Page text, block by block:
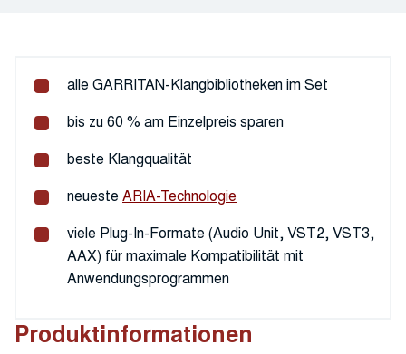
alle GARRITAN-Klangbibliotheken im Set
bis zu 60 % am Einzelpreis sparen
beste Klangqualität
neueste ARIA-Technologie
viele Plug-In-Formate (Audio Unit, VST2, VST3,
AAX) für maximale Kompatibilität mit
Anwendungsprogrammen
Produktinformationen